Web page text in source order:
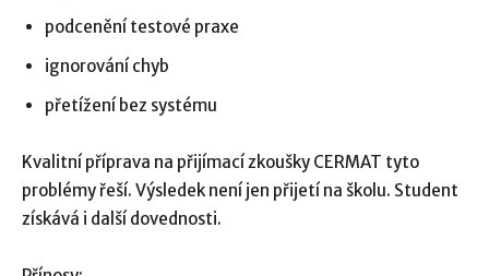
podcenění testové praxe
ignorování chyb
přetížení bez systému
Kvalitní příprava na přijímací zkoušky CERMAT tyto
problémy řeší. Výsledek není jen přijetí na školu. Student
získává i další dovednosti.